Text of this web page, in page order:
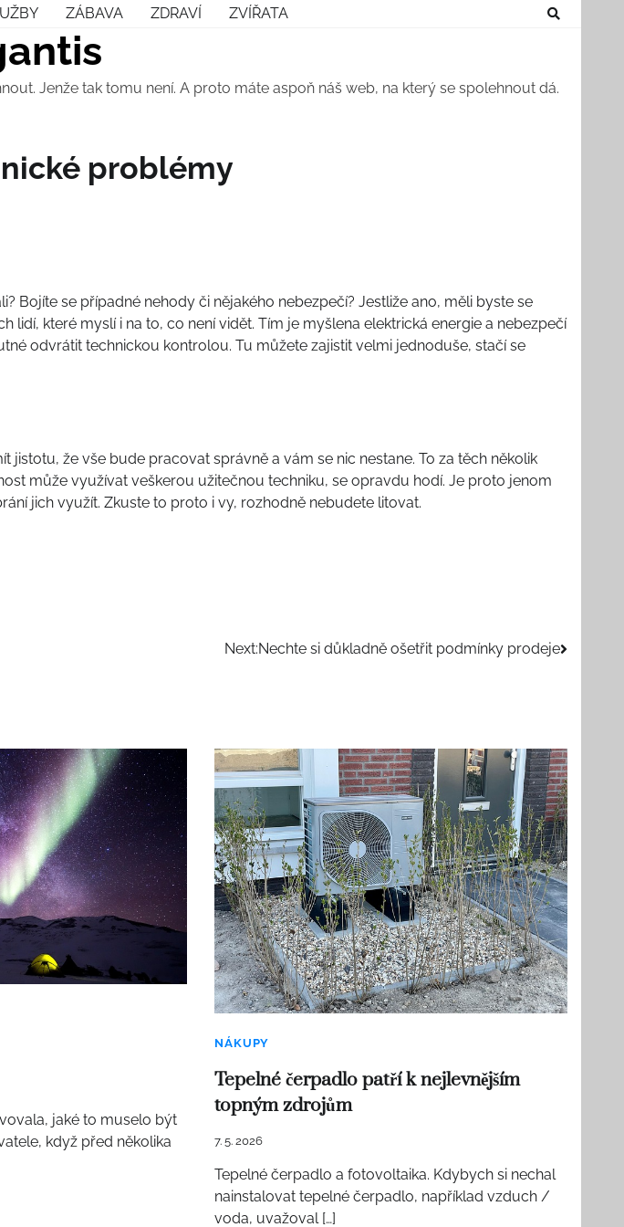
ZÁBAVA ZDRAVÍ ZVÍŘATA
Jenže tak tomu není. A proto máte aspoň náš web, na který se spolehnout dá.
problémy
Bojíte se případné nehody či nějakého nebezpečí? Jestliže ano, měli byste se
které myslí i na to, co není vidět. Tím je myšlena elektrická energie a nebezpečí
odvrátit technickou kontrolou. Tu můžete zajistit velmi jednoduše, stačí se
že vše bude pracovat správně a vám se nic nestane. To za těch několik
může využívat veškerou užitečnou techniku, se opravdu hodí. Je proto jenom
jich využít. Zkuste to proto i vy, rozhodně nebudete litovat.
Next:Nechte si důkladně ošetřit podmínky prodeje
jaké to muselo být
když před několika
NÁKUPY
Tepelné čerpadlo patří k nejlevnějším
topným zdrojům
7. 5. 2026
Tepelné čerpadlo a fotovoltaika. Kdybych si nechal
nainstalovat tepelné čerpadlo, například vzduch /
voda, uvažoval […]